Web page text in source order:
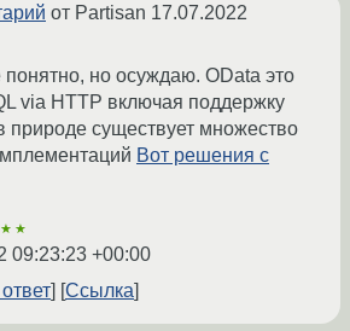
от Partisan 17.07.2022
понятно, но осуждаю. OData это
via HTTP включая поддержку
природе существует множество
Вот решения с
09:23:23 +00:00
Ссылка